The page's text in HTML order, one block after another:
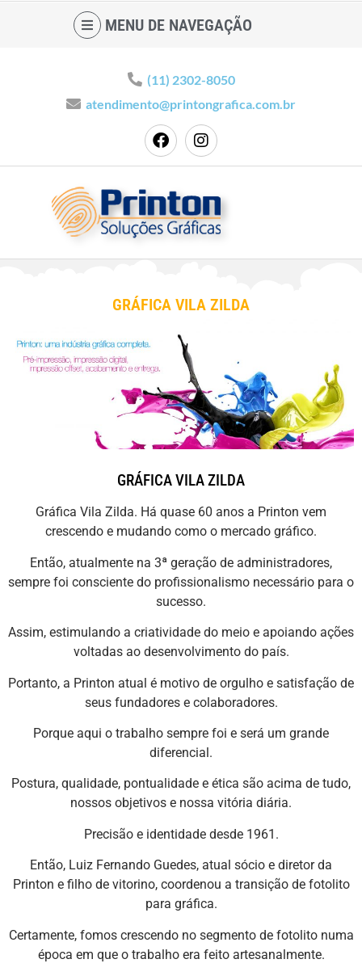
MENU DE NAVEGAÇÃO
(11) 2302-8050
atendimento@printongrafica.com.br
GRÁFICA VILA ZILDA
GRÁFICA VILA ZILDA
Gráfica Vila Zilda. Há quase 60 anos a Printon vem
crescendo e mudando como o mercado gráfico.
Então, atualmente na 3ª geração de administradores,
sempre foi consciente do profissionalismo necessário para o
sucesso.
Assim, estimulando a criatividade do meio e apoiando ações
voltadas ao desenvolvimento do país.
Portanto, a Printon atual é motivo de orgulho e satisfação de
seus fundadores e colaboradores.
Porque aqui o trabalho sempre foi e será um grande
diferencial.
Postura, qualidade, pontualidade e ética são acima de tudo,
nossos objetivos e nossa vitória diária.
Precisão e identidade desde 1961.
Então, Luiz Fernando Guedes, atual sócio e diretor da
Printon e filho de vitorino, coordenou a transição de fotolito
para gráfica.
Certamente, fomos crescendo no segmento de fotolito numa
época em que o trabalho era feito artesanalmente.